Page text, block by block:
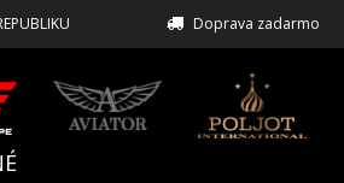
Doprava zadarmo